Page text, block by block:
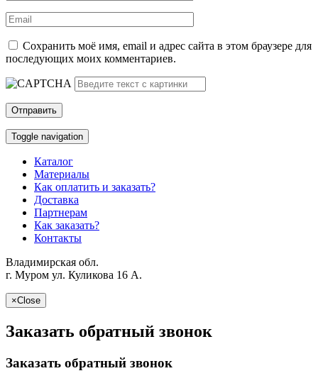
Сохранить моё имя, email и адрес сайта в этом браузере для
последующих моих комментариев.
Toggle navigation
Каталог
Материалы
Как оплатить и заказать?
Доставка
Партнерам
Как заказать?
Контакты
Владимирская обл.
г. Муром ул. Куликова 16 A.
×Close
Заказать обратный звонок
Заказать обратный звонок